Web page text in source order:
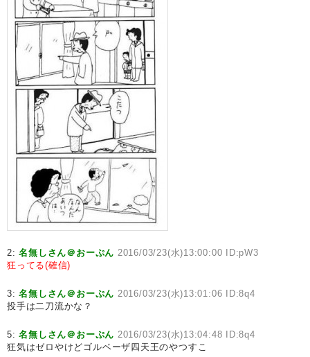
2:名無しさん＠おーぷん 2016/03/23(水)13:00:00 ID:pW3
狂ってる(確信)
3:名無しさん＠おーぷん 2016/03/23(水)13:01:06 ID:8q4
投手は二刀流かな？
5:名無しさん＠おーぷん 2016/03/23(水)13:04:48 ID:8q4
狂気はゼロやけどゴルベーザ四天王のやつすこ